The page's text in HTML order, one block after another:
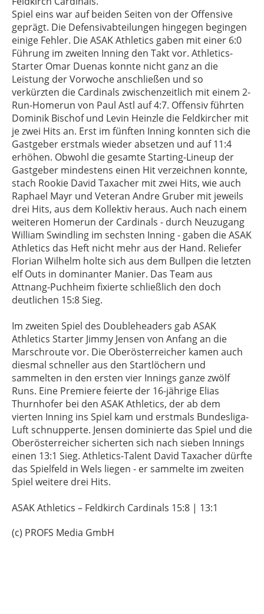
Spiel eins war auf beiden Seiten von der Offensive
geprägt. Die Defensivabteilungen hingegen begingen
einige Fehler. Die ASAK Athletics gaben mit einer 6:0
Führung im zweiten Inning den Takt vor. Athletics-
Starter Omar Duenas konnte nicht ganz an die
Leistung der Vorwoche anschließen und so
verkürzten die Cardinals zwischenzeitlich mit einem 2-
Run-Homerun von Paul Astl auf 4:7. Offensiv führten
Dominik Bischof und Levin Heinzle die Feldkircher mit
je zwei Hits an. Erst im fünften Inning konnten sich die
Gastgeber erstmals wieder absetzen und auf 11:4
erhöhen. Obwohl die gesamte Starting-Lineup der
Gastgeber mindestens einen Hit verzeichnen konnte,
stach Rookie David Taxacher mit zwei Hits, wie auch
Raphael Mayr und Veteran Andre Gruber mit jeweils
drei Hits, aus dem Kollektiv heraus. Auch nach einem
weiteren Homerun der Cardinals - durch Neuzugang
William Swindling im sechsten Inning - gaben die ASAK
Athletics das Heft nicht mehr aus der Hand. Reliefer
Florian Wilhelm holte sich aus dem Bullpen die letzten
elf Outs in dominanter Manier. Das Team aus
Attnang-Puchheim fixierte schließlich den doch
deutlichen 15:8 Sieg.
Im zweiten Spiel des Doubleheaders gab ASAK
Athletics Starter Jimmy Jensen von Anfang an die
Marschroute vor. Die Oberösterreicher kamen auch
diesmal schneller aus den Startlöchern und
sammelten in den ersten vier Innings ganze zwölf
Runs. Eine Premiere feierte der 16-jährige Elias
Thurnhofer bei den ASAK Athletics, der ab dem
vierten Inning ins Spiel kam und erstmals Bundesliga-
Luft schnupperte. Jensen dominierte das Spiel und die
Oberösterreicher sicherten sich nach sieben Innings
einen 13:1 Sieg. Athletics-Talent David Taxacher dürfte
das Spielfeld in Wels liegen - er sammelte im zweiten
Spiel weitere drei Hits.
ASAK Athletics – Feldkirch Cardinals 15:8 | 13:1
(c) PROFS Media GmbH